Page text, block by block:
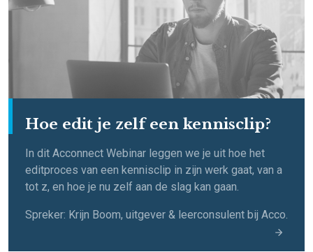
Hoe edit je zelf een kennisclip?
In dit Acconnect Webinar leggen we je uit hoe het
editproces van een kennisclip in zijn werk gaat, van a
tot z, en hoe je nu zelf aan de slag kan gaan.
Spreker: Krijn Boom, uitgever & leerconsulent bij Acco.